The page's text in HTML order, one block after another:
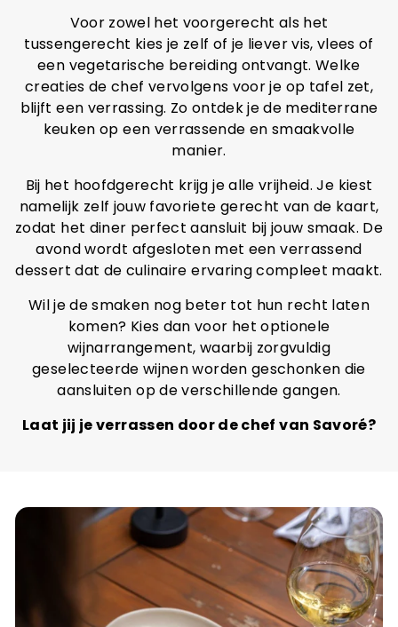
Voor zowel het voorgerecht als het
tussengerecht kies je zelf of je liever vis, vlees of
een vegetarische bereiding ontvangt. Welke
creaties de chef vervolgens voor je op tafel zet,
blijft een verrassing. Zo ontdek je de mediterrane
keuken op een verrassende en smaakvolle
manier.
Bij het hoofdgerecht krijg je alle vrijheid. Je kiest
namelijk zelf jouw favoriete gerecht van de kaart,
zodat het diner perfect aansluit bij jouw smaak. De
avond wordt afgesloten met een verrassend
dessert dat de culinaire ervaring compleet maakt.
Wil je de smaken nog beter tot hun recht laten
komen? Kies dan voor het optionele
wijnarrangement, waarbij zorgvuldig
geselecteerde wijnen worden geschonken die
aansluiten op de verschillende gangen.
Laat jij je verrassen door de chef van Savoré?